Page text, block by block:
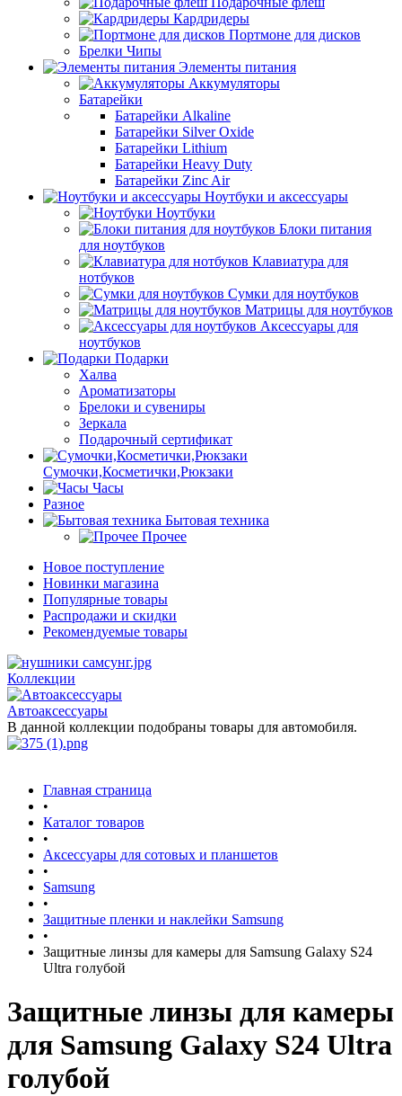
Кардридеры
Портмоне для дисков
Брелки Чипы
Элементы питания
Аккумуляторы
Батарейки
Батарейки Alkaline
Батарейки Silver Oxide
Батарейки Lithium
Батарейки Heavy Duty
Батарейки Zinc Air
Ноутбуки и аксессуары
Ноутбуки
Блоки питания
для ноутбуков
Клавиатура для
нотбуков
Сумки для ноутбуков
Матрицы для ноутбуков
Аксессуары для
ноутбуков
Подарки
Халва
Ароматизаторы
Брелоки и сувениры
Зеркала
Подарочный сертификат
Сумочки,Косметички,Рюкзаки
Часы
Разное
Бытовая техника
Прочее
Новое поступление
Новинки магазина
Популярные товары
Распродажи и скидки
Рекомендуемые товары
Коллекции
Автоаксессуары
В данной коллекции подобраны товары для автомобиля.
Главная страница
•
Каталог товаров
•
Аксессуары для сотовых и планшетов
•
Samsung
•
Защитные пленки и наклейки Samsung
•
Защитные линзы для камеры для Samsung Galaxy S24
Ultra голубой
Защитные линзы для камеры
для Samsung Galaxy S24 Ultra
голубой